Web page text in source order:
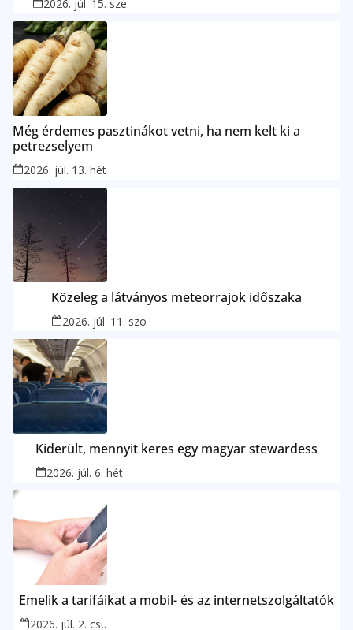
2026. júl. 15. sze
Még érdemes pasztinákot vetni, ha nem kelt ki a
petrezselyem
2026. júl. 13. hét
Közeleg a látványos meteorrajok időszaka
2026. júl. 11. szo
Kiderült, mennyit keres egy magyar stewardess
2026. júl. 6. hét
Emelik a tarifáikat a mobil- és az internetszolgáltatók
2026. júl. 2. csü